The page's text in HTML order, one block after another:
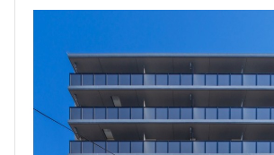
25.05㎡
三井の賃貸 駅近
お問合せ